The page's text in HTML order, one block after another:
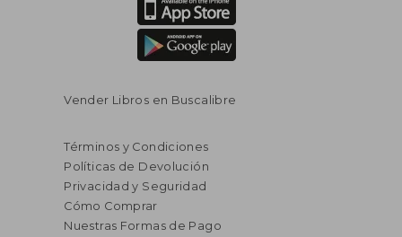
Vender Libros en Buscalibre
Términos y Condiciones
Políticas de Devolución
Privacidad y Seguridad
Cómo Comprar
Nuestras Formas de Pago